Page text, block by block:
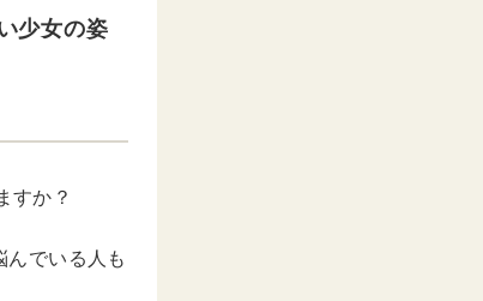
少女の姿
すか？
でいる人も